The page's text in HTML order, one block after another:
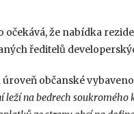
že nabídka
ředitelů
úroveň občanské
leží na bedrech